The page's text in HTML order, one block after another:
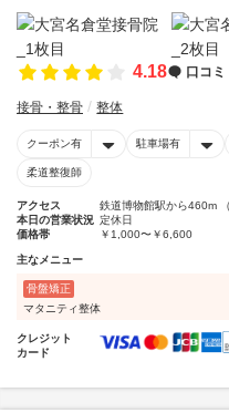
4.18 口コミ
接骨・整骨 整体
クーポン有 駐車場有
柔道整復師
アクセス
鉄道博物館駅から460m
本日の営業状況 定休日
価格帯
￥1,000〜￥6,600
主なメニュー
骨盤矯正
マタニティ整体
クレジット
カード